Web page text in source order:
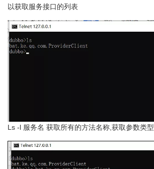
以获取服务接口的列表
Ls -l 服务名 获取所有的方法名称,获取参数类型